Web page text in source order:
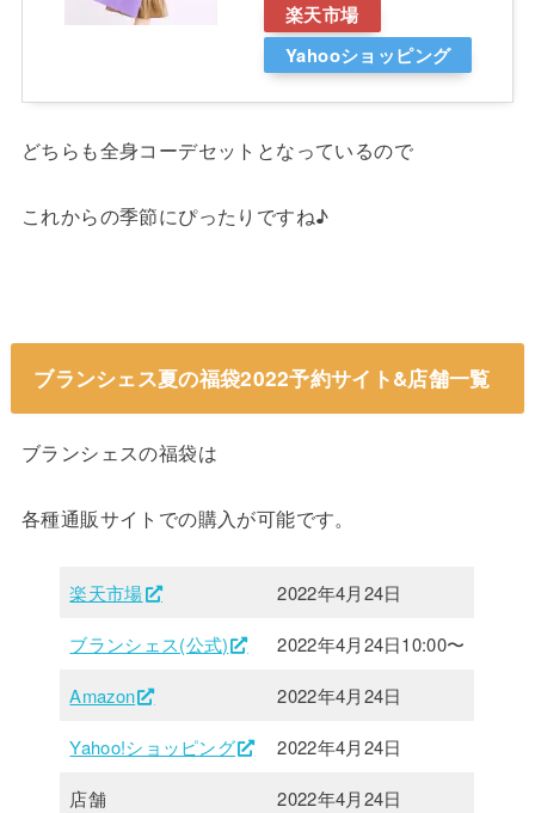
楽天市場
Yahooショッピング
どちらも全身コーデセットとなっているので
これからの季節にぴったりですね♪
ブランシェス夏の福袋2022予約サイト&店舗一覧
ブランシェスの福袋は
各種通販サイトでの購入が可能です。
楽天市場 2022年4月24日
ブランシェス(公式) 2022年4月24日10:00〜
Amazon 2022年4月24日
Yahoo!ショッピング 2022年4月24日
店舗 2022年4月24日